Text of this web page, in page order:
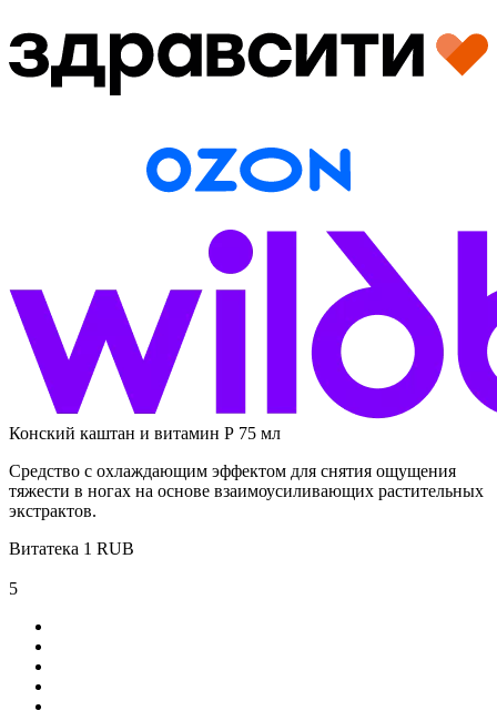
Конский каштан и витамин Р 75 мл
Средство с охлаждающим эффектом для снятия ощущения
тяжести в ногах на основе взаимоусиливающих растительных
экстрактов.
Витатека 1 RUB
5